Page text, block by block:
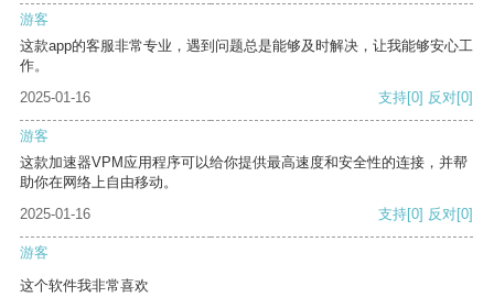
游客
这款app的客服非常专业，遇到问题总是能够及时解决，让我能够安心工
作。
2025-01-16
支持[0] 反对[0]
游客
这款加速器VPM应用程序可以给你提供最高速度和安全性的连接，并帮
助你在网络上自由移动。
2025-01-16
支持[0] 反对[0]
游客
这个软件我非常喜欢